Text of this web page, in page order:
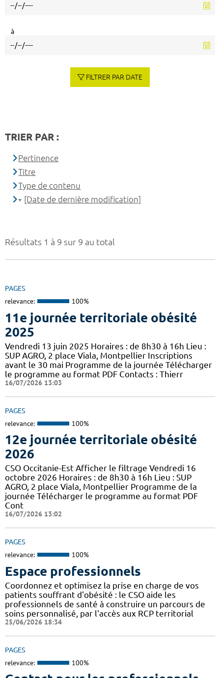
Résultats 1 à 9 sur 9 au total
PAGES
relevance: 100%
11e journée territoriale obésité
2025
Vendredi 13 juin 2025 Horaires : de 8h30 à 16h Lieu :
SUP AGRO, 2 place Viala, Montpellier Inscriptions
avant le 30 mai Programme de la journée Télécharger
le programme au format PDF Contacts : Thierr
16/07/2026 13:03
PAGES
relevance: 100%
12e journée territoriale obésité
2026
CSO Occitanie-Est Afficher le filtrage Vendredi 16
octobre 2026 Horaires : de 8h30 à 16h Lieu : SUP
AGRO, 2 place Viala, Montpellier Programme de la
journée Télécharger le programme au format PDF
Cont
16/07/2026 13:02
PAGES
relevance: 100%
Espace professionnels
Coordonnez et optimisez la prise en charge de vos
patients souffrant d'obésité : le CSO aide les
professionnels de santé à construire un parcours de
soins personnalisé, par l'accès aux RCP territorial
25/06/2026 18:34
PAGES
relevance: 100%
à
FILTRER PAR DATE
TRIER PAR :
Pertinence
Titre
Type de contenu
[Date de dernière modification]